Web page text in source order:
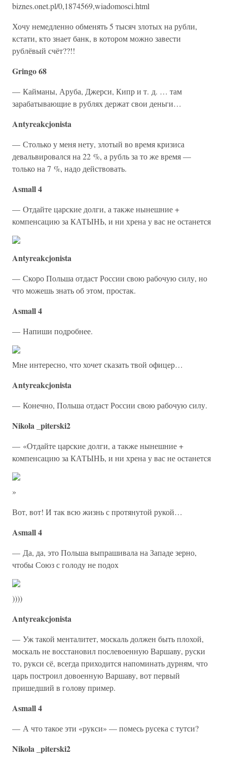
biznes.onet.pl/0,1874569,wiadomosci.html
Хочу немедленно обменять 5 тысяч злотых на рубли,
кстати, кто знает банк, в котором можно завести
рублёвый счёт??!!
Gringo 68
— Кайманы, Аруба, Джерси, Кипр и т. д. … там
зарабатывающие в рублях держат свои деньги…
Antyreakcjonista
— Столько у меня нету, злотый во время кризиса
девальвировался на 22 %, а рубль за то же время —
только на 7 %, надо действовать.
Asmall 4
— Отдайте царские долги, а также нынешние +
компенсацию за КАТЫНЬ, и ни хрена у вас не останется
Antyreakcjonista
— Скоро Польша отдаст России свою рабочую силу, но
что можешь знать об этом, простак.
Asmall 4
— Напиши подробнее.
Мне интересно, что хочет сказать твой офицер…
Antyreakcjonista
— Конечно, Польша отдаст России свою рабочую силу.
Nikola _piterski2
— «Отдайте царские долги, а также нынешние +
компенсацию за КАТЫНЬ, и ни хрена у вас не останется
»
Вот, вот! И так всю жизнь с протянутой рукой…
Asmall 4
— Да, да, это Польша выпрашивала на Западе зерно,
чтобы Союз с голоду не подох
))))
Antyreakcjonista
— Уж такой менталитет, москаль должен быть плохой,
москаль не восстановил послевоенную Варшаву, руски
то, рукси сё, всегда приходится напоминать дурням, что
царь построил довоенную Варшаву, вот первый
пришедший в голову пример.
Asmall 4
— А что такое эти «рукси» — помесь русека с тутси?
Nikola _piterski2